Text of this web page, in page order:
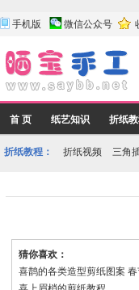
手机版 微信公众号
首 页 纸艺知识 折纸
折纸教程： 折纸视频 三角
猜你喜欢：
喜鹊的各类造型剪纸图案